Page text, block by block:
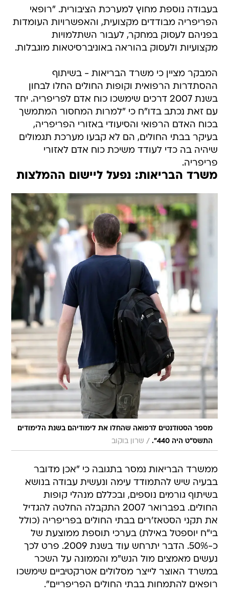
בעבודה נוספת מחוץ למערכת הציבורית. "רופאי
הפריפריה מבודדים מקצועית, והאפשרויות העומדות
בפניהם לעסוק במחקר, לעבור השתלמויות
מקצועיות ולעסוק בהוראה באוניברסיטאות מוגבלות.
המבקר מציין כי משרד הבריאות - בשיתוף
ההסתדרות הרפואית וקופות החולים החלו לבחון
בשנת 2007 דרכים שימשכו כוח אדם לפריפריה. יחד
עם זאת נכתב בדו"ח כי "למרות המחסור המתמשך
בכוח האדם הרפואי והסיעודי באזורי הפריפריה,
בעיקר בבתי החולים, הם לא קבעו מערכת תגמולים
שיהיה בה כדי לעודד משיכת כוח אדם לאזורי
פריפריה.
משרד הבריאות: נפעל ליישום ההמלצות
מספר הסטודנטים לרפואה שהחלו את לימודיהם בשנת הלימודים
התשס"ט היה 440".
/ שרון בוקוב
ממשרד הבריאות נמסר בתגובה כי "אכן מדובר
בבעיה שיש להתמודד עימה ונעשית עבודה בנושא
בשיתוף גורמים נוספים, ובכללם מנהלי קופות
החולים. בפברואר 2007 התקבלה החלטה להגדיל
את תקני הסטאז'רים בבתי החולים בפריפריה (כולל
בי"ח יוספטל באילת) בערכי תוספת ממוצעת של
כ-50%. הדבר יתרחש עוד בשנת 2009. פרט לכך
נעשים מאמצים מול הנש"מ והממונה על השכר
במשרד האוצר לייצר מסלולים אטרקטיביים שימשכו
רופאים להתמחות בבתי החולים הפריפריים".